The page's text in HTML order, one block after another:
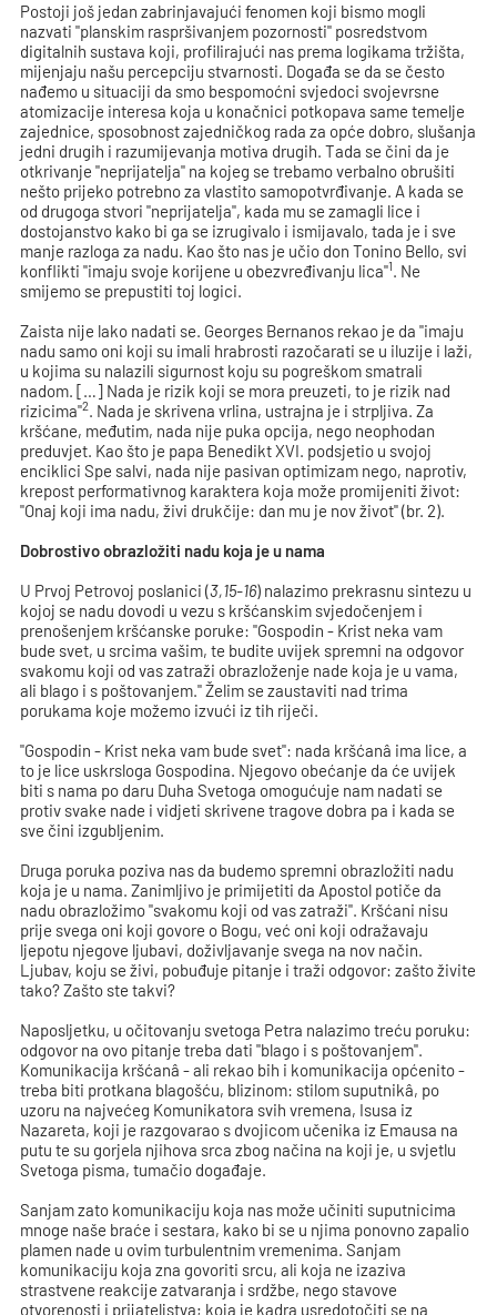
Postoji još jedan zabrinjavajući fenomen koji bismo mogli
nazvati "planskim raspršivanjem pozornosti" posredstvom
digitalnih sustava koji, profilirajući nas prema logikama tržišta,
mijenjaju našu percepciju stvarnosti. Događa se da se često
nađemo u situaciji da smo bespomoćni svjedoci svojevrsne
atomizacije interesa koja u konačnici potkopava same temelje
zajednice, sposobnost zajedničkog rada za opće dobro, slušanja
jedni drugih i razumijevanja motiva drugih. Tada se čini da je
otkrivanje "neprijatelja" na kojeg se trebamo verbalno obrušiti
nešto prijeko potrebno za vlastito samopotvrđivanje. A kada se
od drugoga stvori "neprijatelja", kada mu se zamagli lice i
dostojanstvo kako bi ga se izrugivalo i ismijavalo, tada je i sve
manje razloga za nadu. Kao što nas je učio don Tonino Bello, svi
konflikti "imaju svoje korijene u obezvređivanju lica"1. Ne
smijemo se prepustiti toj logici.
Zaista nije lako nadati se. Georges Bernanos rekao je da "imaju
nadu samo oni koji su imali hrabrosti razočarati se u iluzije i laži,
u kojima su nalazili sigurnost koju su pogreškom smatrali
nadom. […] Nada je rizik koji se mora preuzeti, to je rizik nad
rizicima"2. Nada je skrivena vrlina, ustrajna je i strpljiva. Za
kršćane, međutim, nada nije puka opcija, nego neophodan
preduvjet. Kao što je papa Benedikt XVI. podsjetio u svojoj
enciklici Spe salvi, nada nije pasivan optimizam nego, naprotiv,
krepost performativnog karaktera koja može promijeniti život:
"Onaj koji ima nadu, živi drukčije: dan mu je nov život" (br. 2).
Dobrostivo obrazložiti nadu koja je u nama
U Prvoj Petrovoj poslanici (3,15-16) nalazimo prekrasnu sintezu u
kojoj se nadu dovodi u vezu s kršćanskim svjedočenjem i
prenošenjem kršćanske poruke: "Gospodin - Krist neka vam
bude svet, u srcima vašim, te budite uvijek spremni na odgovor
svakomu koji od vas zatraži obrazloženje nade koja je u vama,
ali blago i s poštovanjem." Želim se zaustaviti nad trima
porukama koje možemo izvući iz tih riječi.
"Gospodin - Krist neka vam bude svet": nada kršćanâ ima lice, a
to je lice uskrsloga Gospodina. Njegovo obećanje da će uvijek
biti s nama po daru Duha Svetoga omogućuje nam nadati se
protiv svake nade i vidjeti skrivene tragove dobra pa i kada se
sve čini izgubljenim.
Druga poruka poziva nas da budemo spremni obrazložiti nadu
koja je u nama. Zanimljivo je primijetiti da Apostol potiče da
nadu obrazložimo "svakomu koji od vas zatraži". Kršćani nisu
prije svega oni koji govore o Bogu, već oni koji odražavaju
ljepotu njegove ljubavi, doživljavanje svega na nov način.
Ljubav, koju se živi, pobuđuje pitanje i traži odgovor: zašto živite
tako? Zašto ste takvi?
Naposljetku, u očitovanju svetoga Petra nalazimo treću poruku:
odgovor na ovo pitanje treba dati "blago i s poštovanjem".
Komunikacija kršćanâ - ali rekao bih i komunikacija općenito -
treba biti protkana blagošću, blizinom: stilom suputnikâ, po
uzoru na najvećeg Komunikatora svih vremena, Isusa iz
Nazareta, koji je razgovarao s dvojicom učenika iz Emausa na
putu te su gorjela njihova srca zbog načina na koji je, u svjetlu
Svetoga pisma, tumačio događaje.
Sanjam zato komunikaciju koja nas može učiniti suputnicima
mnoge naše braće i sestara, kako bi se u njima ponovno zapalio
plamen nade u ovim turbulentnim vremenima. Sanjam
komunikaciju koja zna govoriti srcu, ali koja ne izaziva
strastvene reakcije zatvaranja i srdžbe, nego stavove
otvorenosti i prijateljstva; koja je kadra usredotočiti se na